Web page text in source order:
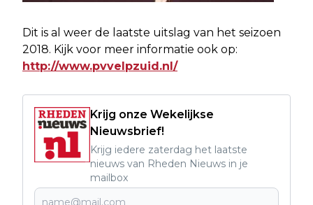
Dit is al weer de laatste uitslag van het seizoen
2018. Kijk voor meer informatie ook op:
http://www.pvvelpzuid.nl/
Krijg onze Wekelijkse
Nieuwsbrief!
Krijg iedere zaterdag het laatste
nieuws van Rheden Nieuws in je
mailbox